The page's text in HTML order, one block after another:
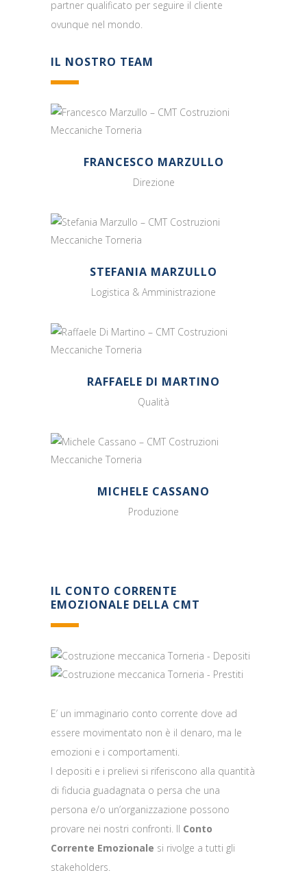
partner qualificato per seguire il cliente
ovunque nel mondo.
IL NOSTRO TEAM
FRANCESCO MARZULLO
Direzione
STEFANIA MARZULLO
Logistica & Amministrazione
RAFFAELE DI MARTINO
Qualità
MICHELE CASSANO
Produzione
IL CONTO CORRENTE
EMOZIONALE DELLA CMT
E’ un immaginario conto corrente dove ad
essere movimentato non è il denaro, ma le
emozioni e i comportamenti.
I depositi e i prelievi si riferiscono alla quantità
di fiducia guadagnata o persa che una
persona e/o un’organizzazione possono
provare nei nostri confronti. Il Conto
Corrente Emozionale si rivolge a tutti gli
stakeholders.